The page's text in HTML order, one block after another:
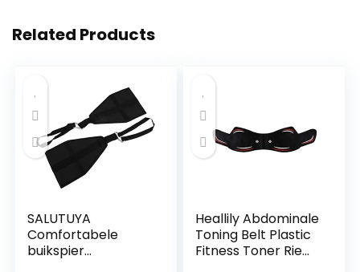
Related Products
SALUTUYA
Comfortabele
buikspier
Heallily Abdominale
Toning Belt Plastic
Fitness Toner Riem